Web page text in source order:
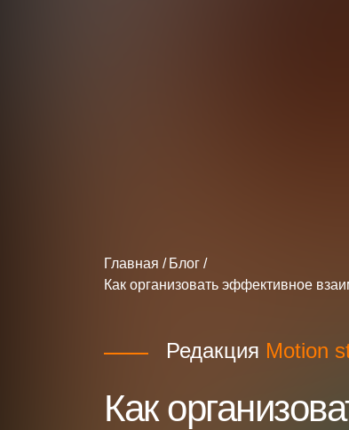
Главная
Блог
Как организовать эффективное
Редакция Motion
Как